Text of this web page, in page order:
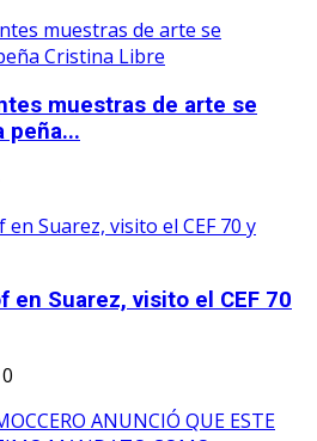
muestras de arte se
peña...
en Suarez, visito el CEF 70
0